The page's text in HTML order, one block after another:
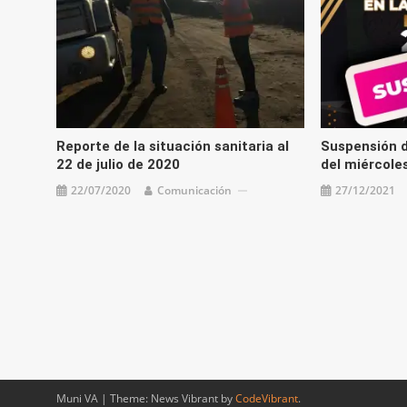
Reporte de la situación sanitaria al
22 de julio de 2020
22/07/2020 Comunicación
Suspensión
del
27/12/2021
Muni VA | Theme: News Vibrant byCodeVibrant.